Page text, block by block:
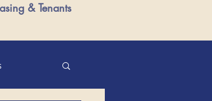
& Tenants